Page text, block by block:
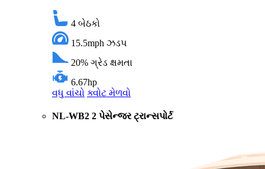
4 બેઠકો
15.5mph ઝડપ
20% ગ્રેડ ક્ષમતા
6.67hp
વધુ વાંચો ક્વોટ મેળવો
NL-WB2 2 પેસેન્જર ટ્રાન્સપોર્ટ